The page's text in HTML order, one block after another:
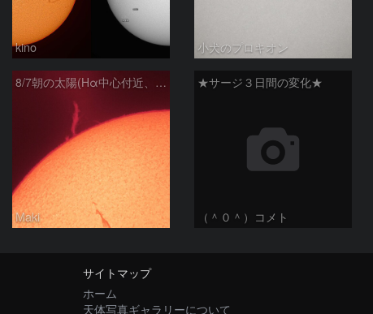
kino 小犬のプロキオン
8/7朝の太陽(Hα中心付近、プロミネンス)
Maki
★サージ３日間の変化★
（＾０＾）コメト
サイトマップ
ホーム
天体写真ギャラリーについて